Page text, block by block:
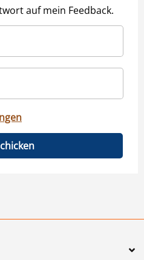
auf mein Feedback.